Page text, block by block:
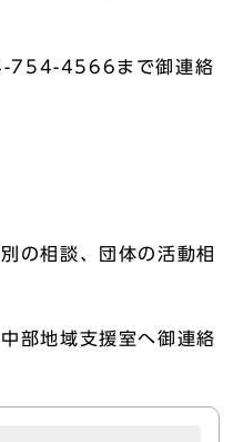
754-4566まで御連絡
の相談、団体の活動相
部地域支援室へ御連絡